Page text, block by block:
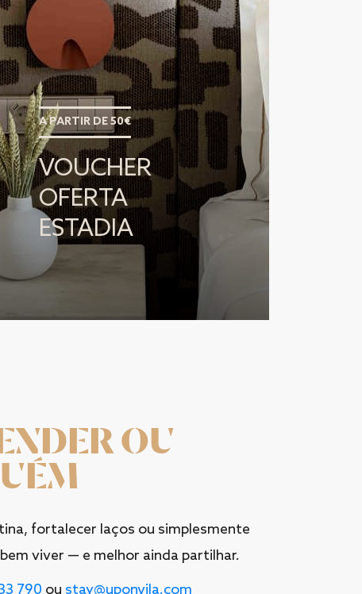
A PARTIR DE 50€
VOUCHER
OFERTA
ESTADIA
OU
fortalecer laços ou simplesmente
viver — e melhor ainda partilhar.
790 ou stay@uponvila.com